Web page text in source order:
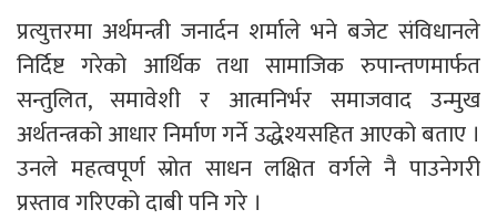
प्रत्युत्तरमा अर्थमन्त्री जनार्दन शर्माले भने बजेट संविधानले
निर्दिष्ट गरेको आर्थिक तथा सामाजिक रुपान्तणमार्फत
सन्तुलित, समावेशी र आत्मनिर्भर समाजवाद उन्मुख
अर्थतन्त्रको आधार निर्माण गर्ने उद्धेश्यसहित आएको बताए ।
उनले महत्वपूर्ण स्रोत साधन लक्षित वर्गले नै पाउनेगरी
प्रस्ताव गरिएको दाबी पनि गरे ।